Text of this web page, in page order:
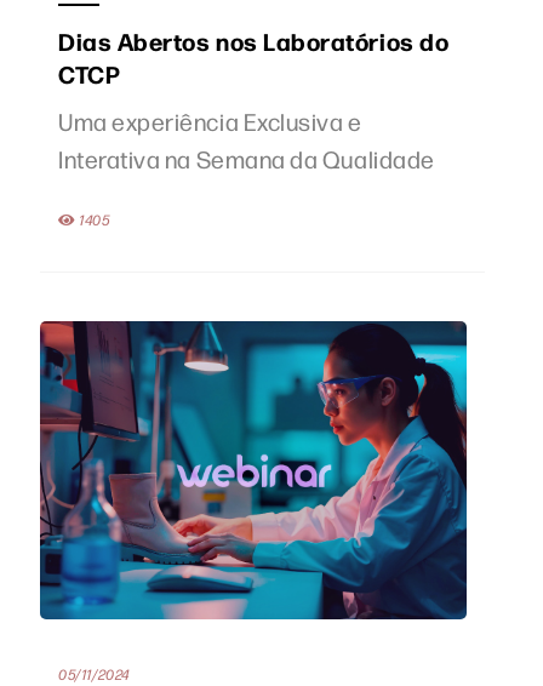
Dias Abertos nos Laboratórios do
CTCP
Uma experiência Exclusiva e
Interativa na Semana da Qualidade
1405
05/11/2024